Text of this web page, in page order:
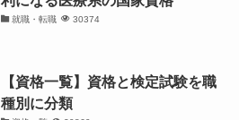
就職・転職 30374
【資格一覧】資格と検定試験を職
種別に分類